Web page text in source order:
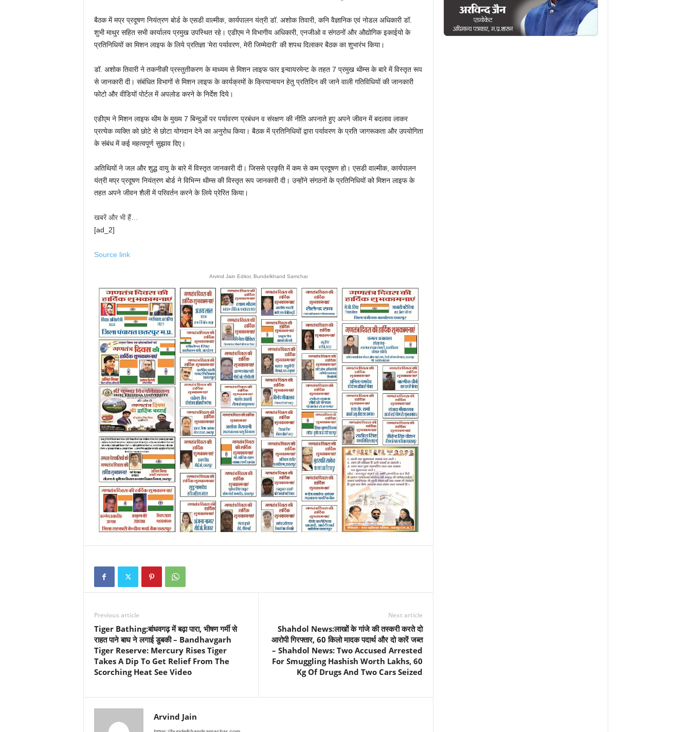
बैठक में मप्र प्रदूषण नियंत्रण बोर्ड के एसडी वाल्मीक, कार्यपालन यंत्री डॉ. अशोक तिवारी, कनि वैज्ञानिक एवं नोडल अधिकारी डॉ.
शुभी माथुर सहित सभी कार्यालय प्रमुख उपस्थित रहे। एडीएम ने विभागीय अधिकारी, एनजीओ व संगठनों और औद्योगिक इकाईयो के
प्रतिनिधियों का मिशन लाइफ के लिये प्रतिज्ञा ‘मेरा पर्यावरण, मेरी जिम्मेदारी’ की शपथ दिलाकर बैठक का शुभारंभ किया।
डॉ. अशोक तिवारी ने तकनीकी प्रस्तुतीकरण के माध्यम से मिशन लाइफ फार इन्वायरमेन्ट के तहत 7 प्रमुख थीम्स के बारे में विस्तृत रूप
से जानकारी दी। संबंधित विभागों से मिशन लाइफ के कार्यक्रमों के क्रियान्वयन हेतु प्रतिदिन की जाने वाली गतिविधियों की जानकारी
फोटो और वीडियों पोर्टल में अपलोड करने के निर्देश दिये।
एडीएम ने मिशन लाइफ थीम के मुख्य 7 बिन्दुओं पर पर्यावरण प्रबंधन व संरक्षण की नीति अपनाते हुए अपने जीवन में बदलाव लाकर
प्रत्येक व्यक्ति को छोटे से छोटा योगदान देने का अनुरोध किया। बैठक में प्रतिनिधियों द्वारा पर्यावरण के प्रति जागरूकता और उपयोगिता
के संबंध में कई महत्वपूर्ण सुझाव दिए।
अतिथियों ने जल और शुद्ध वायु के बारे में विस्तृत जानकारी दी। जिससे प्रकृति में कम से कम प्रदूषण हो। एसडी वाल्मीक, कार्यपालन
यंत्री मप्र प्रदूषण नियंत्रण बोर्ड ने विभिन्न थीम्स की विस्तृत रूप जानकारी दी। उन्होंने संगठनों के प्रतिनिधियों को मिशन लाइफ के
तहत अपने जीवन शैली में परिवर्तन करने के लिये प्रेरित किया।
खबरें और भी हैं…
[ad_2]
Source link
Arvind Jain Editor, Bundelkhand Samchar
Previous article
Tiger Bathing:बांधवगढ़ में बढ़ा पारा, भीषण गर्मी से
राहत पाने बाघ ने लगाई डुबकी – Bandhavgarh
Tiger Reserve: Mercury Rises Tiger
Takes A Dip To Get Relief From The
Scorching Heat See Video
Next article
Shahdol News:लाखों के गांजे की तस्करी करते दो
आरोपी गिरफ्तार, 60 किलो मादक पदार्थ और दो कारें जब्त
– Shahdol News: Two Accused Arrested
For Smuggling Hashish Worth Lakhs, 60
Kg Of Drugs And Two Cars Seized
Arvind Jain